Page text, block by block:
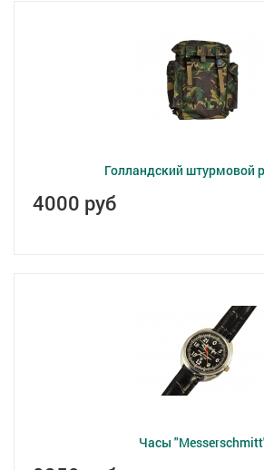
Голландский штурмовой
4000 руб
Часы